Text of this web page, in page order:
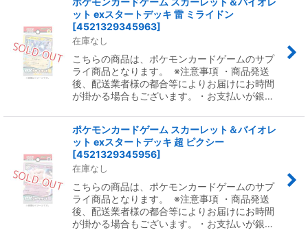
ット exスタートデッキ 雷 ミライドン
[4521329345963]
在庫なし
こちらの商品は、ポケモンカードゲームのサプ
ライ商品となります。 ※注意事項 ・商品発送
後、配送業者様の都合等によりお届けにお時間
が掛かる場合もございます。・お支払いが銀…
ポケモンカードゲーム スカーレット＆バイオレ
ット exスタートデッキ 超 ピクシー
[4521329345956]
在庫なし
こちらの商品は、ポケモンカードゲームのサプ
ライ商品となります。 ※注意事項 ・商品発送
後、配送業者様の都合等によりお届けにお時間
が掛かる場合もございます。・お支払いが銀…